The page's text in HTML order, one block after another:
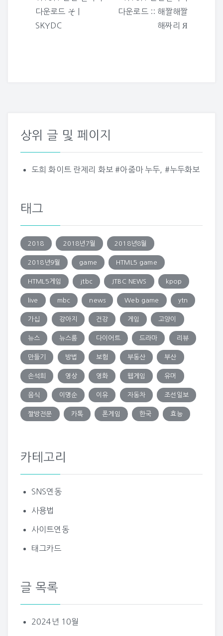
다운로드 そ |
SKYDC
다운로드 :: 해짤해짤
해짜리 Я
상위 글 및 페이지
도희 화이트 란제리 화보 #아줌마 누두, #누두화보
태그
2018 2018년7월 2018년8월
2018년9월 game HTML5 game
HTML5게임 jtbc JTBC NEWS kpop
live mbc news Web game ytn
가십 강아지 건강 게임 고양이
뉴스 뉴스룸 다이어트 드라마 리뷰
만들기 방법 보험 부동산 부산
손석희 영상 영화 웹게임 유머
음식 이명순 이유 자동차 조선일보
짤방전문 카톡 폰게임 한국 효능
카테고리
SNS연동
사용법
사이트연동
태그카드
글 목록
2024년 10월